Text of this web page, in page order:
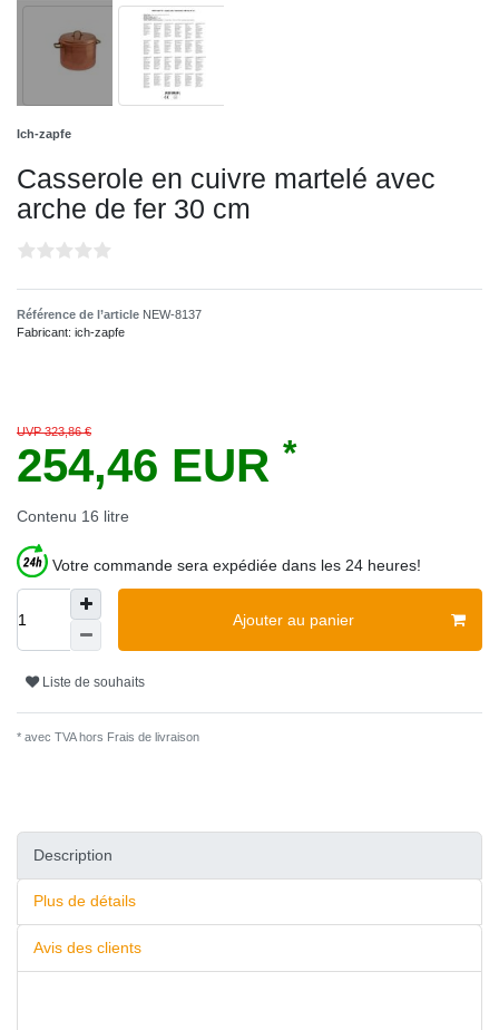
Ich-zapfe
Сasserole en cuivre martelé avec
arche de fer 30 cm
Référence de l’article NEW-8137
Fabricant: ich-zapfe
UVP 323,86 €
254,46 EUR *
Contenu 16 litre
Votre commande sera expédiée dans les 24 heures!
Ajouter au panier
Liste de souhaits
* avec TVA hors Frais de livraison
Description
Plus de détails
Avis des clients